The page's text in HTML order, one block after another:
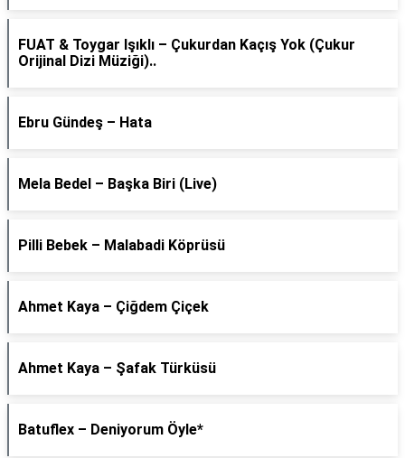
FUAT & Toygar Işıklı – Çukurdan Kaçış Yok (Çukur
Orijinal Dizi Müziği)..
Ebru Gündeş – Hata
Mela Bedel – Başka Biri (Live)
Pilli Bebek – Malabadi Köprüsü
Ahmet Kaya – Çiğdem Çiçek
Ahmet Kaya – Şafak Türküsü
Batuflex – Deniyorum Öyle*